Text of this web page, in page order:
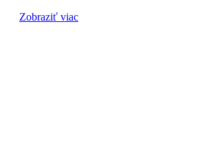
Zobraziť viac